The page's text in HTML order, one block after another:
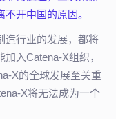
开中国的原因。
造行业的发展，都将
入Catena-X组织，
X的全球发展至关重
X将无法成为一个